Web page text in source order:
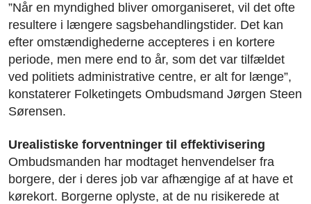
”Når en myndighed bliver omorganiseret, vil det ofte
resultere i længere sagsbehandlingstider. Det kan
efter omstændighederne accepteres i en kortere
periode, men mere end to år, som det var tilfældet
ved politiets administrative centre, er alt for længe”,
konstaterer Folketingets Ombudsmand Jørgen Steen
Sørensen.
Urealistiske forventninger til effektivisering
Ombudsmanden har modtaget henvendelser fra
borgere, der i deres job var afhængige af at have et
kørekort. Borgerne oplyste, at de nu risikerede at